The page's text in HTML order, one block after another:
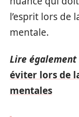
l’esprit lors de
mentale.
Lire également
éviter lors de
mentales